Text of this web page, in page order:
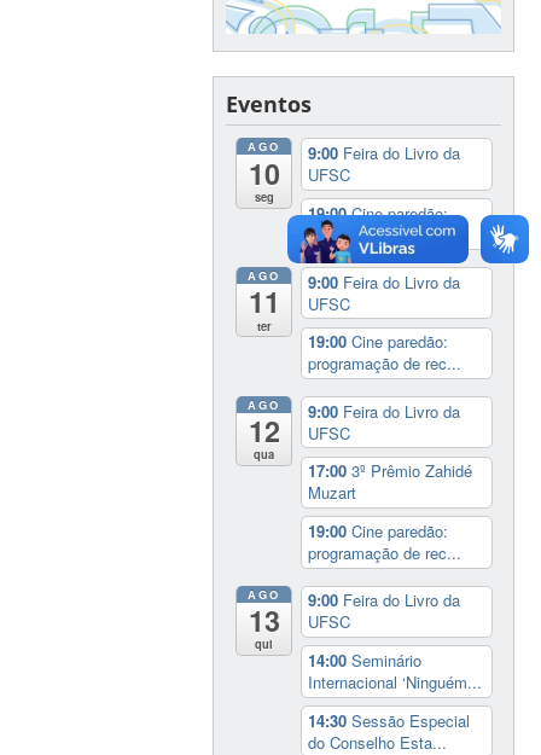
Eventos
AGO
10
seg
9:00 Feira do Livro da
UFSC
19:00Cine paredão:
programação de rec...
AGO
11
ter
9:00 Feira do Livro da
UFSC
19:00Cine paredão:
programação de rec...
AGO
12
qua
9:00 Feira do Livro da
UFSC
17:003º Prêmio Zahidé
Muzart
19:00Cine paredão:
programação de rec...
AGO
13
qui
9:00 Feira do Livro da
UFSC
14:00Seminário
Internacional ‘Ninguém...
14:30Sessão Especial
do Conselho Esta...